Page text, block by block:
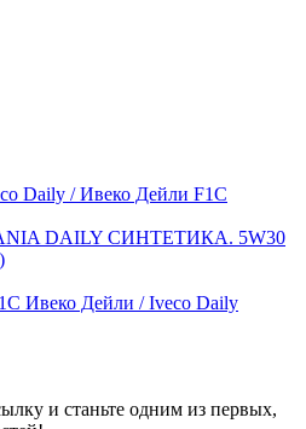
Daily / Ивеко Дейли F1C
DAILY СИНТЕТИКА. 5W30
Ивеко Дейли / Iveco Daily
и станьте одним из первых,